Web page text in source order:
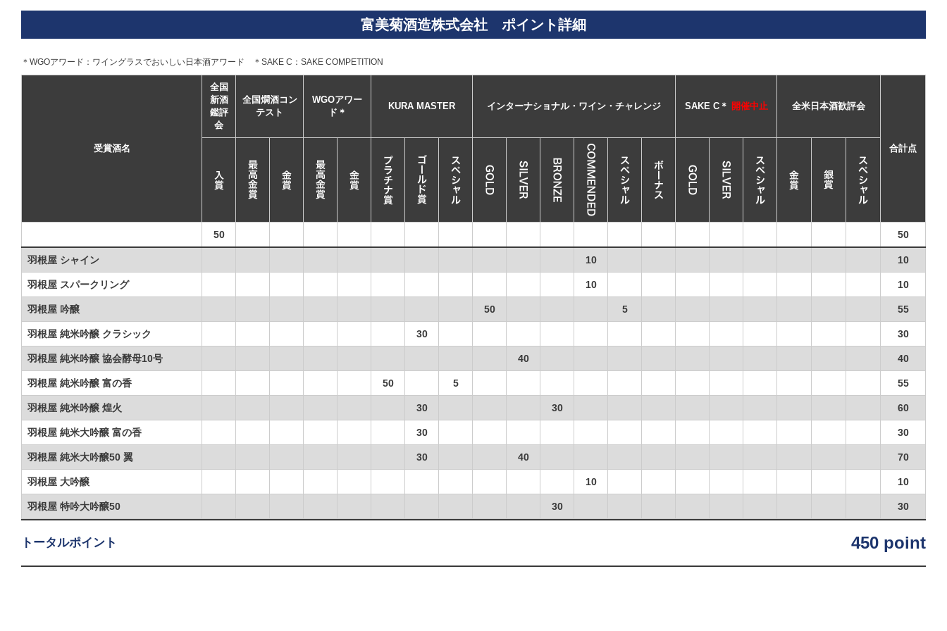
富美菊酒造株式会社 ポイント詳細
＊WGOアワード：ワイングラスでおいしい日本酒アワード ＊SAKE C：SAKE COMPETITION
受賞酒名
全国
新酒
鑑評
会
全国燗酒コン
テスト
WGOアワー
ド＊
KURA MASTER インターナショナル・ワイン・チャレンジ SAKE C＊ 開催中止 全米日本酒歓評会
合計点
50 50
羽根屋 シャイン 10 10
羽根屋 スパークリング 10 10
羽根屋 吟醸 50 5 55
羽根屋 純米吟醸 クラシック 30 30
羽根屋 純米吟醸 協会酵母10号 40 40
羽根屋 純米吟醸 富の香 50 5 55
羽根屋 純米吟醸 煌火 30 30 60
羽根屋 純米大吟醸 富の香 30 30
羽根屋 純米大吟醸50 翼 30 40 70
羽根屋 大吟醸 10 10
羽根屋 特吟大吟醸50 30 30
トータルポイント 450 point